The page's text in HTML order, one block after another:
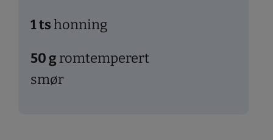
1tshonning
50g romtemperert
smør